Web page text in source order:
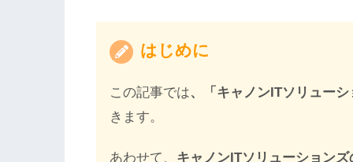
はじめに
この記事では、「キャノンITソリュー
きます。
あわせて、 キャノンITソリューション